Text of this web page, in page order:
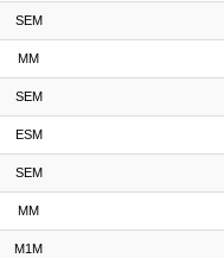
SEM
MM
SEM
ESM
SEM
MM
M1M